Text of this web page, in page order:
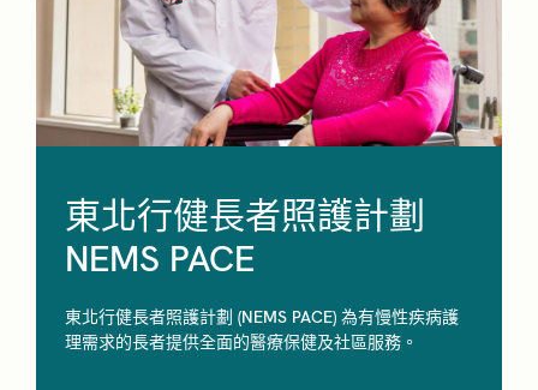
東北行健長者照護計劃
NEMS PACE
東北行健長者照護計劃 (NEMS PACE) 為有慢性疾病護
理需求的長者提供全面的醫療保健及社區服務。